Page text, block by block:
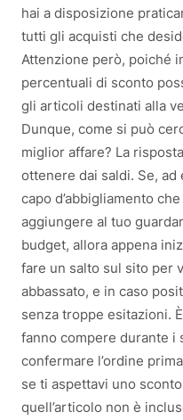
hai a disposizione
tutti gli acquisti che
Attenzione però, poiché
percentuali di sconto
gli articoli destinati alla
Dunque, come si può
miglior affare? La
ottenere dai saldi. Se, ad
capo d’abbigliamento
aggiungere al tuo
budget, allora appena
fare un salto sul sito per
abbassato, e in caso
senza troppe esitazioni.
fanno compere durante i
confermare l’ordine
se ti aspettavi uno
quell’articolo non è